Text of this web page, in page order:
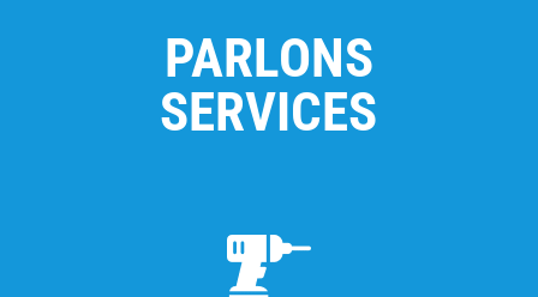
PARLONS
SERVICES